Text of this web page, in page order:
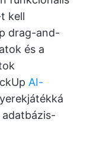
kell
drag-and-
és a
AI-
adatbázis-